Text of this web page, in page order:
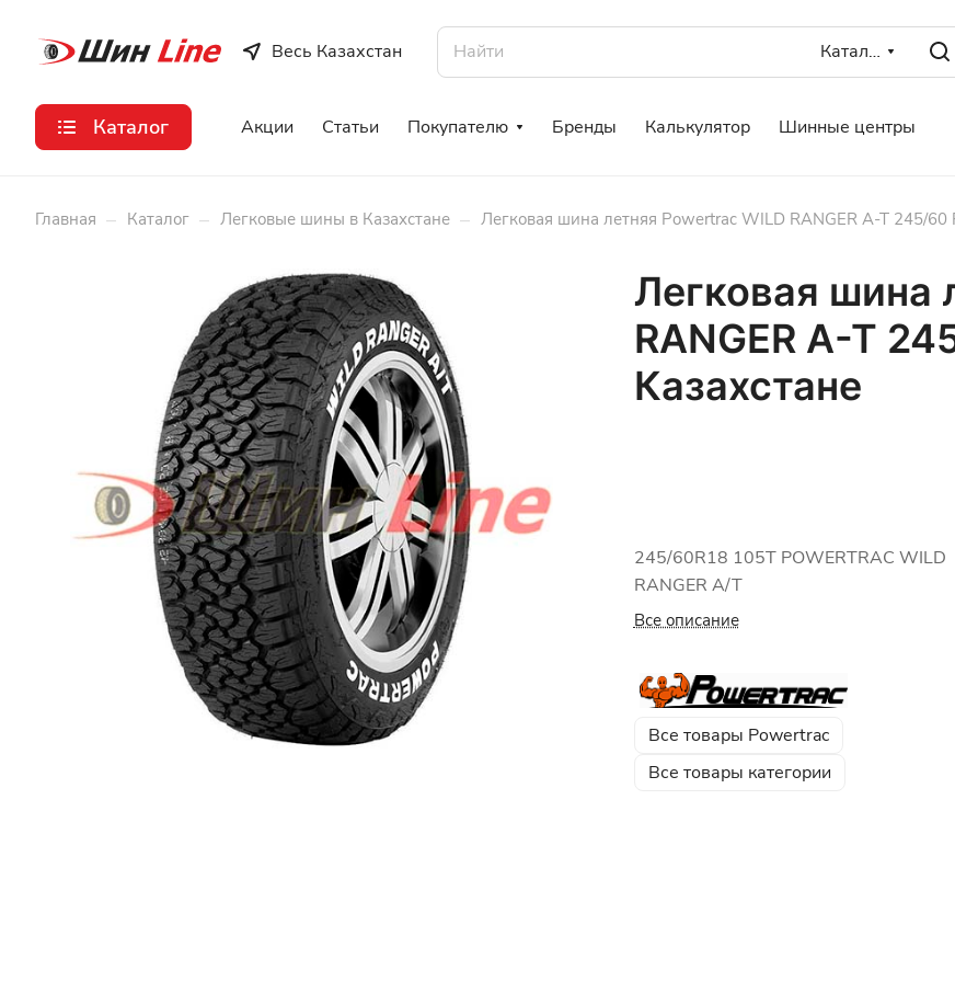
Весь Казахстан Каталог
Каталог Акции Статьи Покупателю Бренды Калькулятор Шинные центры
Главная – Каталог – Легковые шины в Казахстане – Легковая шина летняя Powertrac WILD RANGER A-T 245/60
Легковая шина
RANGER A-T
Казахстане
245/60R18 105T POWERTRAC WILD
RANGER A/T
Все описание
Все товары Powertrac
Все товары категории